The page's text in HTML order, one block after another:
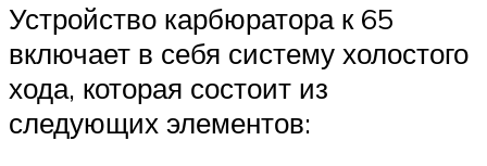
Устройство карбюратора к 65
включает в себя систему холостого
хода, которая состоит из
следующих элементов: